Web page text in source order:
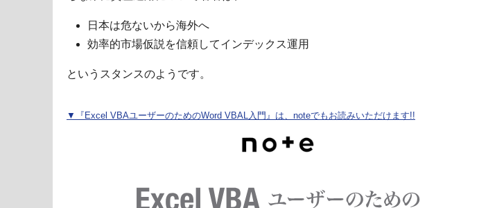
日本は危ないから海外へ
効率的市場仮説を信頼してインデックス運用
というスタンスのようです。
▼『Excel VBAユーザーのためのWord VBAL入門』は、noteでもお読みいただけます!!